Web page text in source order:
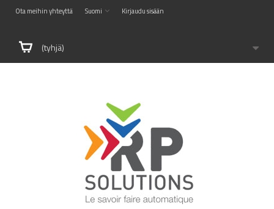
Ota meihin yhteyttä Suomi Kirjaudu sisään
(tyhjä)